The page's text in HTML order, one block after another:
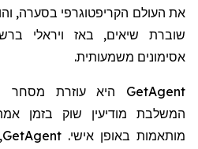
את העולם הקריפטוגרפי בסערה,
שוברת שיאים, באז ויראלי
אסימונים משמעותית.
GetAgent
היא עוזרת מסחר
המשלבת מודיעין שוק בזמן
מותאמות באופן אישי. GetAgent